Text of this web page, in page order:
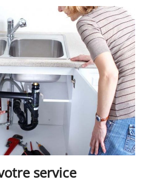
t
o
n
service